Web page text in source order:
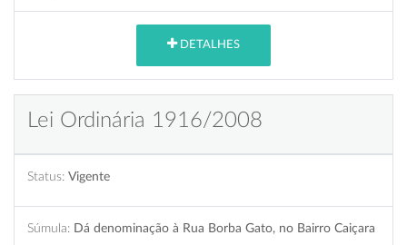
DETALHES
Lei Ordinária 1916/2008
Status: Vigente
Súmula: Dá denominação à Rua Borba Gato, no Bairro Caiçara